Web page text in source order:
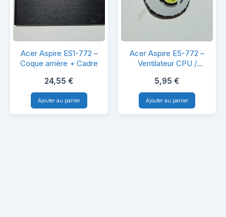
Acer
Aspire
ES1-
772
–
Acer Aspire ES1-772 –
Coque arrière + Cadre
24,55 €
Ajouter au panier
Acer
Aspire
E5-
772
–
Acer Aspire E5-772 –
Ventilateur CPU /
refroidissement
5,95 €
Ajouter au panier